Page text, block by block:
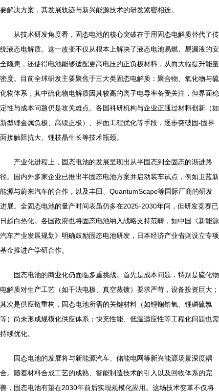
要解决方案，其发展轨迹与新兴能源技术的研发紧密相连。
从技术研发角度看，固态电池的核心突破在于用固态电解质替代了传
统液态电解质。这一改变不仅从根本上解决了液态电池易燃、易漏液的安
全隐患，还使得电池能够适配更高电压的正负极材料，从而大幅提升能量
密度。目前全球研发主要聚焦于三大类固态电解质：聚合物、氧化物与硫
化物体系，其中硫化物电解质因其较高的离子电导率备受关注，但界面稳
定性与成本问题仍是攻关难点。各国科研机构与企业正通过材料创新（如
新型锂金属负极、高镍正极）、界面工程优化等手段，逐步突破固-固界
面接触阻抗大、锂枝晶生长等技术瓶颈。
产业化进程上，固态电池的发展呈现出从半固态到全固态的渐进路
径。国内外多家企业已推出半固态电池方案并启动装车试点，例如卫蓝新
能源与蔚来汽车的合作，以及丰田、QuantumScape等国际厂商的研发
进展。全固态电池的量产时间表虽仍多在2025-2030年间，但研发竞赛已
日趋白热化。各国政府也将固态电池纳入战略支持范畴，如中国《新能源
汽车产业发展规划》明确鼓励固态电池研发，日本经济产业省则设立专项
基金推进产学研合作。
固态电池的商业化仍面临多重挑战。首先是成本问题，特别是硫化物
电解质对生产工艺（如干法电极、真空蒸镀）要求严苛，设备投资巨大；
其次是供应链重构，固态电池所需的关键材料（如锂镧锆氧、锂磷硫氯
等）尚未形成规模化供应体系；快充性能、低温适应性等工程化问题也需
持续优化。
固态电池的发展将与新能源汽车、储能电网等新兴能源场景深度耦
合。随着材料合成工艺的成熟、智能制造技术的引入以及回收体系的完
善，固态电池有望在2030年前后实现规模化应用。这场技术变革不仅将